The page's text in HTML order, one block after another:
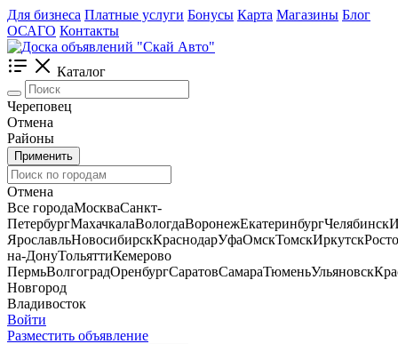
Для бизнеса Платные услуги Бонусы Карта Магазины Блог
ОСАГО Контакты
Каталог
Череповец
Отмена
Районы
Применить
Отмена
Все городаМоскваСанкт-
ПетербургМахачкалаВологдаВоронежЕкатеринбургЧелябинск
ЯрославльНовосибирскКраснодарУфаОмскТомскИркутск
на-ДонуТольяттиКемерово
ПермьВолгоградОренбургСаратовСамараТюменьУльяновск
Новгород
Владивосток
Войти
Разместить объявление